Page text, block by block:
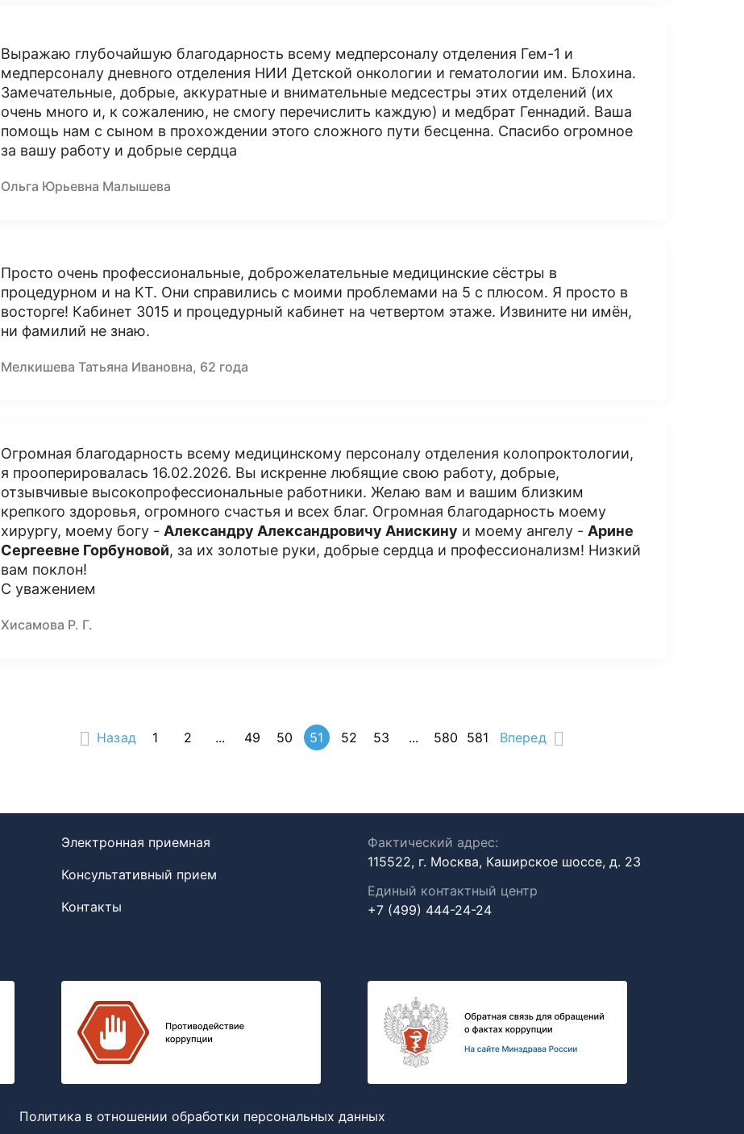
Выражаю глубочайшую благодарность всему медперсоналу отделения Гем-1 и
медперсоналу дневного отделения НИИ Детской онкологии и гематологии им. Блохина.
Замечательные, добрые, аккуратные и внимательные медсестры этих отделений (их
очень много и, к сожалению, не смогу перечислить каждую) и медбрат Геннадий. Ваша
помощь нам с сыном в прохождении этого сложного пути бесценна. Спасибо огромное
за вашу работу и добрые сердца
Ольга Юрьевна Малышева
Просто очень профессиональные, доброжелательные медицинские сёстры в
процедурном и на КТ. Они справились с моими проблемами на 5 с плюсом. Я просто в
восторге! Кабинет 3015 и процедурный кабинет на четвертом этаже. Извините ни имён,
ни фамилий не знаю.
Мелкишева Татьяна Ивановна, 62 года
Огромная благодарность всему медицинскому персоналу отделения колопроктологии,
я прооперировалась 16.02.2026. Вы искренне любящие свою работу, добрые,
отзывчивые высокопрофессиональные работники. Желаю вам и вашим близким
крепкого здоровья, огромного счастья и всех благ. Огромная благодарность моему
хирургу, моему богу - Александру Александровичу Анискину и моему ангелу - Арине
Сергеевне Горбуновой, за их золотые руки, добрые сердца и профессионализм! Низкий
вам поклон!
С уважением
Хисамова Р. Г.
Назад 1 2 ... 49 50 51 52 53 ... 580 581 Вперед
Электронная приемная
Консультативный прием
Контакты
Фактический адрес:
115522, г. Москва, Каширское шоссе, д. 23
Единый контактный центр
+7 (499) 444-24-24
Политика в отношении обработки персональных данных